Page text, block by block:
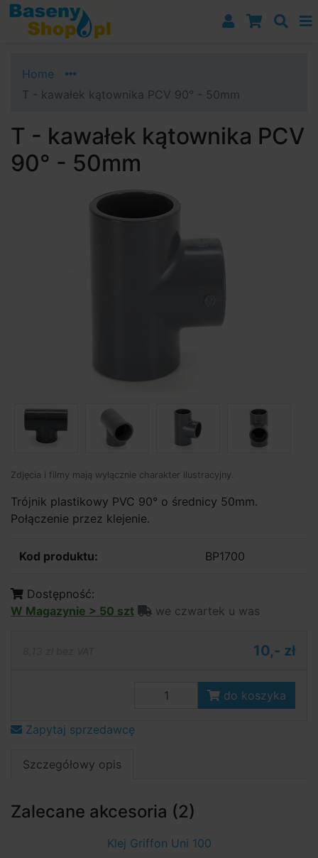
Przejdź do nawigacji
Przejdź do treści
Przejdź do paska bocznego
Home
T - kawałek kątownika PCV 90° - 50mm
T - kawałek kątownika PCV
90° - 50mm
Zdjęcia i filmy mają wyłącznie charakter ilustracyjny.
Trójnik plastikowy PVC 90° o średnicy 50mm.
Połączenie przez klejenie.
Kod produktu: BP1700
Dostępność:
W Magazynie > 50 szt
we czwartek u was
10,- zł
do koszyka
Zapytaj sprzedawcę
Szczegółowy opis
Zalecane akcesoria (2)
Klej Griffon Uni 100